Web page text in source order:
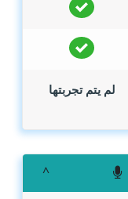
لم يتم تجربتها